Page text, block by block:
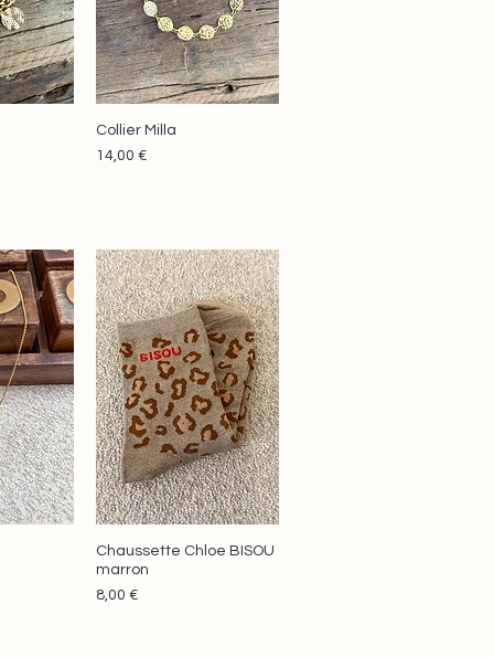
Aperçu rapide
Collier Milla
Prix
14,00 €
Aperçu rapide
Chaussette Chloe BISOU
marron
Prix
8,00 €